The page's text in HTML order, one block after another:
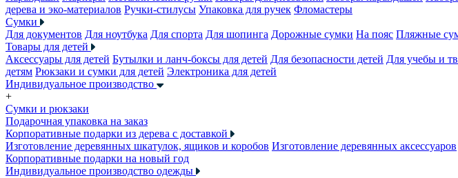
дерева и эко-материалов Ручки-стилусы Упаковка для ручек Фломастеры
Сумки
Для документов Для ноутбука Для спорта Для шопинга Дорожные сумки На пояс Пляжные
Товары для детей
Аксессуары для детей Бутылки и ланч-боксы для детей Для безопасности детей Для учебы и
детям Рюкзаки и сумки для детей Электроника для детей
Индивидуальное производство
+
Сумки и рюкзаки
Подарочная упаковка на заказ
Корпоративные подарки из дерева с доставкой
Изготовление деревянных шкатулок, ящиков и коробов Изготовление деревянных аксессуаров
Корпоративные подарки на новый год
Индивидуальное производство одежды